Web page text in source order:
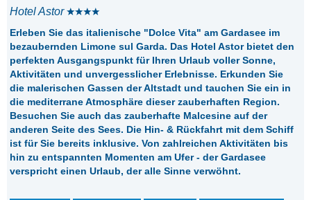
Hotel Astor
Erleben Sie das italienische "Dolce Vita" am Gardasee im
bezaubernden Limone sul Garda. Das Hotel Astor bietet den
perfekten Ausgangspunkt für Ihren Urlaub voller Sonne,
Aktivitäten und unvergesslicher Erlebnisse. Erkunden Sie
die malerischen Gassen der Altstadt und tauchen Sie ein in
die mediterrane Atmosphäre dieser zauberhaften Region.
Besuchen Sie auch das zauberhafte Malcesine auf der
anderen Seite des Sees. Die Hin- & Rückfahrt mit dem Schiff
ist für Sie bereits inklusive. Von zahlreichen Aktivitäten bis
hin zu entspannten Momenten am Ufer - der Gardasee
verspricht einen Urlaub, der alle Sinne verwöhnt.